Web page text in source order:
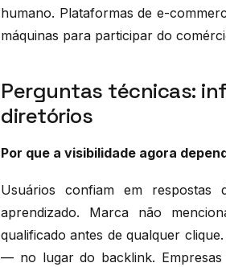
humano. Plataformas de e-
máquinas para participar do
Perguntas técnicas:
diretórios
Por que a visibilidade agora
Usuários confiam em respostas
aprendizado. Marca não
qualificado antes de qualquer
— no lugar do backlink. Empresas